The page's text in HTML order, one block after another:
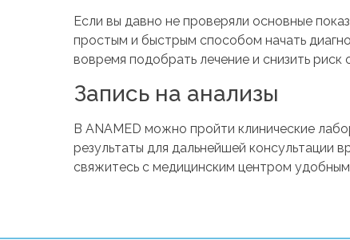
Если вы давно не проверяли основные
простым и быстрым способом начать
вовремя подобрать лечение и снизить риск
Запись на анализы
В ANAMED можно пройти клинические
результаты для дальнейшей консультации
свяжитесь с медицинским центром